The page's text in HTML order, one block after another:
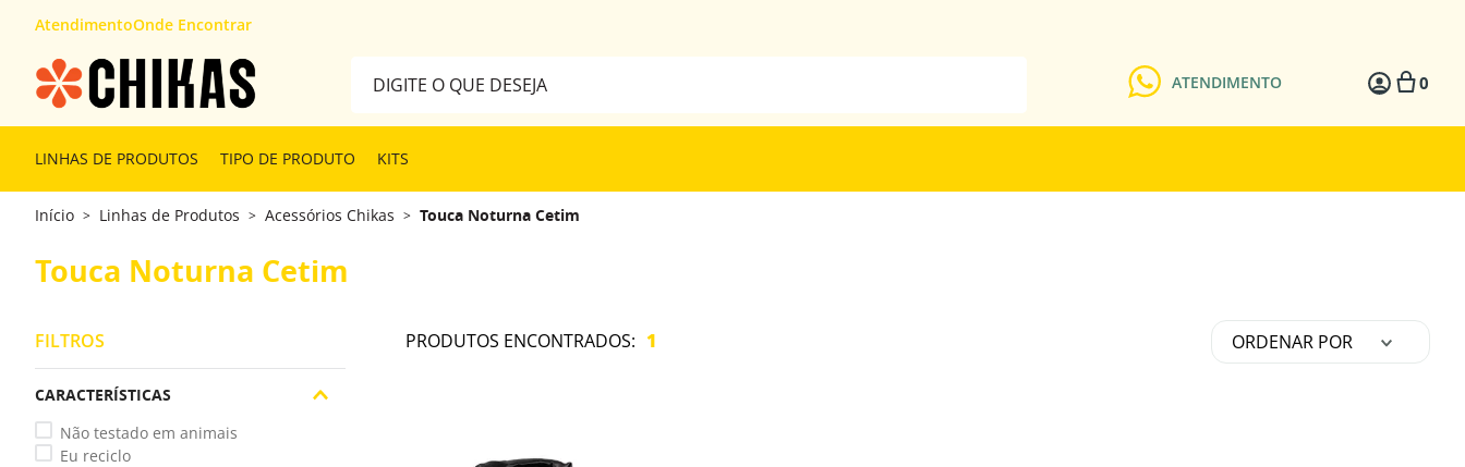
AtendimentoOnde Encontrar
ATENDIMENTO
0
LINHAS DE PRODUTOS TIPO DE PRODUTO KITS
Início > Linhas de Produtos > Acessórios Chikas > Touca Noturna Cetim
Touca Noturna Cetim
FILTROS
CARACTERÍSTICAS
Não testado em animais
Eu reciclo
1 ORDENAR POR
2º
cabelón